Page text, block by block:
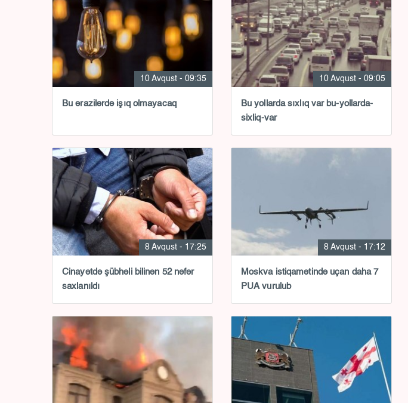
10 Avqust - 09:35
Bu ərazilərdə işıq olmayacaq
10 Avqust - 09:05
Bu yollarda sıxlıq var bu-yollarda-
sixliq-var
8 Avqust - 17:25
Cinayətdə şübhəli bilinən 52 nəfər
saxlanıldı
8 Avqust - 17:12
Moskva istiqamətində uçan daha 7
PUA vurulub